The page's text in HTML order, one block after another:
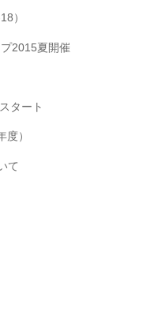
）
2015夏開催
タート
）
て